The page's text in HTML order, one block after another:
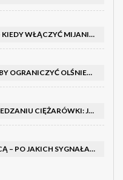
JAK UŻYWAĆ ŚWIATEŁ WE MGLE – KIEDY WŁĄCZYĆ MIJANIA I PRZECIWMGIELNE ORAZ CZEGO NIE ROBIĆ
JAZDA POD SŁOŃCE: CO ZROBIĆ, BY OGRANICZYĆ OLŚNIENIE I POPRAWIĆ WIDOCZNOŚĆ
PODMUCH WIATRU PRZY WYPRZEDZANIU CIĘŻARÓWKI: JAK UTRZYMAĆ TOR JAZDY I OPANOWAĆ AUTO
ZMĘCZENIE PODCZAS JAZDY NOCĄ – PO JAKICH SYGNAŁACH ROZPOZNAĆ SENNOŚĆ ZA KIEROWNICĄ I KIEDY ZROBIĆ PRZERWĘ